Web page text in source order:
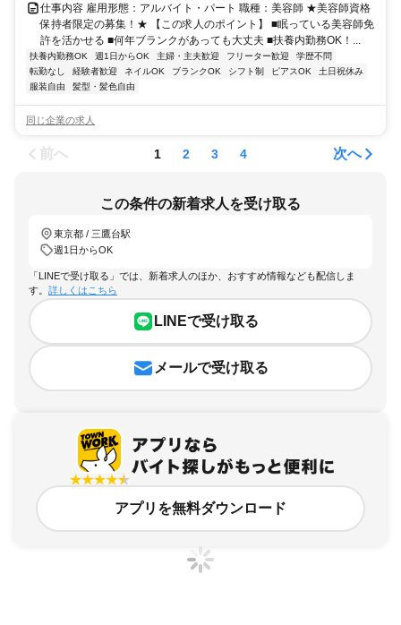
仕事内容 雇用形態：アルバイト・パート 職種：美容師 ★美容師資格
保持者限定の募集！★ 【この求人のポイント】 ■眠っている美容師免
許を活かせる ■何年ブランクがあっても大丈夫 ■扶養内勤務OK！...
扶養内勤務OK 週1日からOK 主婦・主夫歓迎 フリーター歓迎
学歴不問
転勤なし
経験者歓迎 ネイルOK ブランクOK シフト制 ピアスOK
土日祝休み
服装自由
髪型・髪色自由
同じ企業の求人
前へ 1 2 3 4 次へ
この条件の新着求人を受け取る
東京都 / 三鷹台駅
週1日からOK
「LINEで受け取る」では、新着求人のほか、おすすめ情報なども配信しま
す。 詳しくはこちら
LINEで受け取る
メールで受け取る
アプリを無料ダウンロード